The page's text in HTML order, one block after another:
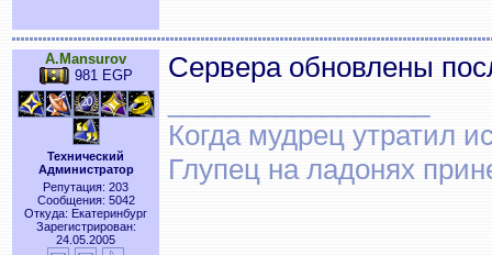
A.Mansurov
981 EGP
Технический
Администратор
Репутация: 203
Сообщения: 5042
Откуда: Екатеринбург
Зарегистрирован:
24.05.2005
Сервера обновлены
Когда мудрец утратил
Глупец на ладонях